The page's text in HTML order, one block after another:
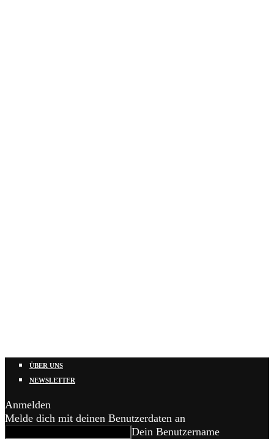
ÜBER UNS
NEWSLETTER
Anmelden
Melde dich mit deinen Benutzerdaten an
Dein Benutzername